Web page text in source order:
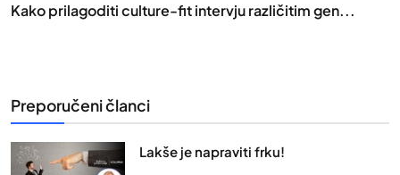
Kako prilagoditi culture-fit intervju različitim gen...
Preporučeni članci
Lakše je napraviti frku!